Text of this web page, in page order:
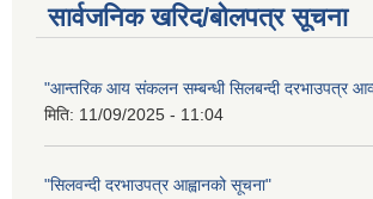
सार्वजनिक खरिद/बोलपत्र सूचना
"आन्तरिक आय संकलन सम्बन्धी सिलबन्दी दरभाउपत्र
मिति: 11/09/2025 - 11:04
"सिलवन्दी दरभाउपत्र आह्वानको सूचना"